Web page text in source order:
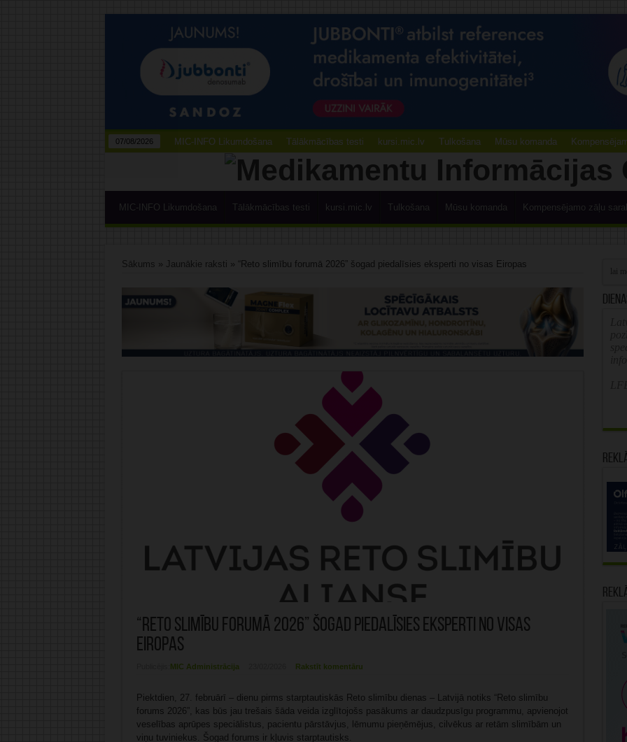
07/08/2026 MIC-INFO Likumdošana Tālākmācības testi kursi.mic.lv Tulkošana Mūsu komanda
MIC-INFO Likumdošana Tālākmācības testi kursi.mic.lv Tulkošana Mūsu komanda Kompensējamo zāļu
Sākums » Jaunākie raksti » “Reto slimību forumā 2026” šogad piedalīsies eksperti no visas Eiropas
“Reto slimību forumā 2026” šogad piedalīsies eksperti no visas
Eiropas
MIC Administrācija Rakstīt komentāru
Piektdien, 27. februārī – dienu pirms starptautiskās Reto slimību dienas – Latvijā notiks “Reto slimību
forums 2026”, kas būs jau trešais šāda veida izglītojošs pasākums ar daudzpusīgu programmu, apvienojot
veselības aprūpes speciālistus, pacientu pārstāvjus, lēmumu pieņēmējus, cilvēkus ar retām slimībām un
viņu tuviniekus. Šogad forums ir kļuvis starptautisks.